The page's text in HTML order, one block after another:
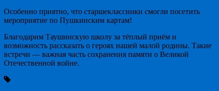
Особенно приятно, что старшеклассники смогли посетить
мероприятие по Пушкинским картам!
Благодарим Таушинскую школу за тёплый приём и
возможность рассказать о героях нашей малой родины. Такие
встречи — важная часть сохранения памяти о Великой
Отечественной войне.